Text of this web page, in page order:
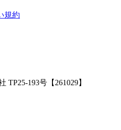
規約
193号【261029】